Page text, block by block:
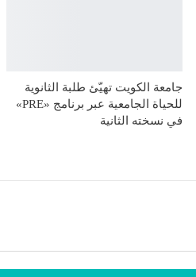
جامعة الكويت تهيّئ طلبة الثانوية
للحياة الجامعية عبر برنامج «PRE»
في نسخته الثانية